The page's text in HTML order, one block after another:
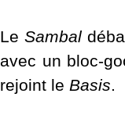
Le Sambal
avec un bloc-
rejoint le Basis.